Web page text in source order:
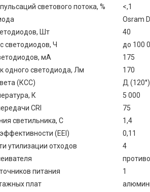
светового потока, %
<,1
Osram
Шт
40
светодиодов, Ч
до 100
мА
175
одного светодиода, Лм
170
(КСС)
Д (120°)
К
5 000
CRI
75
светильника, С
1,4
(EEI)
0,11
утилизации отходов
4
питания
1
плат